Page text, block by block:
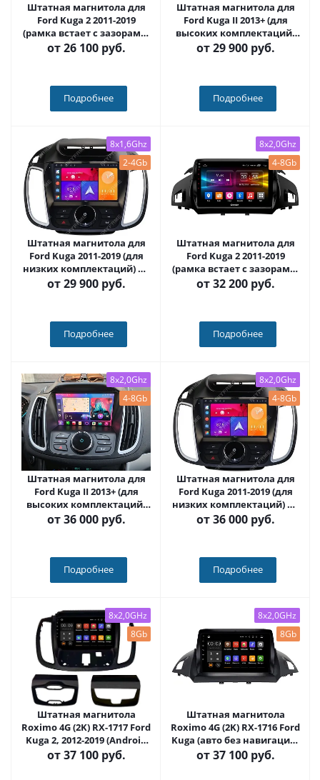
Штатная магнитола для
Ford Kuga 2 2011-2019
(рамка встает с зазорами)
на Android 10 - Carmedia
OL-9203-1-IJ
от26 100 руб.
Подробнее
Штатная магнитола для
Ford Kuga II 2013+ (для
высоких комплектаций)
на Android 10 - Carmedia
SF-9203-2-IJ
от29 900 руб.
Подробнее
8x1,6Ghz
2-4Gb
Штатная магнитола для
Ford Kuga 2011-2019 (для
низких комплектаций) на
Android 10 - Carmedia SF-
9203-1-IJ
от29 900 руб.
Подробнее
8x2,0Ghz
4-8Gb
Штатная магнитола для
Ford Kuga 2 2011-2019
(рамка встает с зазорами)
на Android 12 (14),
(QLED/2K) - Carmedia OL-
от32 200 руб.
Подробнее
8x2,0Ghz
4-8Gb
Штатная магнитола для
Ford Kuga II 2013+ (для
высоких комплектаций)
на Android 12 (14),
(QLED/2K) - Carmedia SF-
от36 000 руб.
Подробнее
8x2,0Ghz
4-8Gb
Штатная магнитола для
Ford Kuga 2011-2019 (для
низких комплектаций) на
Android 12 (14), (QLED/2K) -
Carmedia SF-9203-1-NPQU
от36 000 руб.
Подробнее
8x2,0GHz
8Gb
Штатная магнитола
Roximo 4G (2K) RX-1717 Ford
Kuga 2, 2012-2019 (Android
13)
от37 100 руб.
8x2,0GHz
8Gb
Штатная магнитола
Roximo 4G (2K) RX-1716 Ford
Kuga (авто без навигации)
(Android 13)
от37 100 руб.